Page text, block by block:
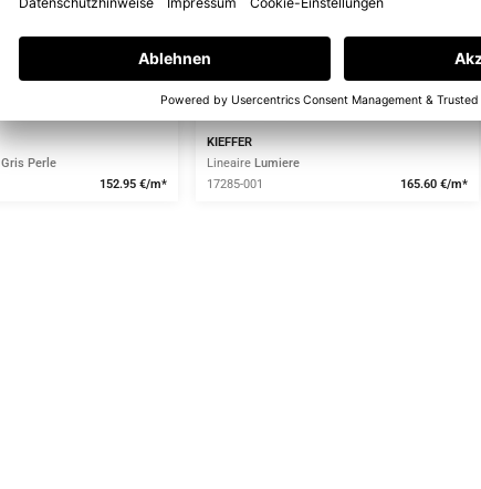
Gris Perle
152.95 €/m*
KIEFFER
Lineaire Lumiere
17285-001
165.60 €/m*